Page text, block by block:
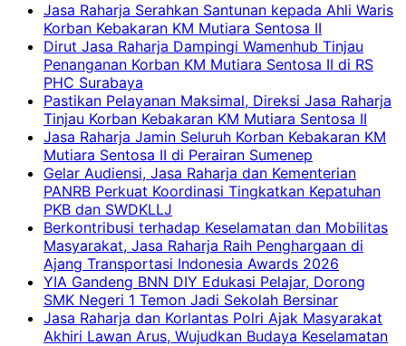
Jasa Raharja Serahkan Santunan kepada Ahli Waris
Korban Kebakaran KM Mutiara Sentosa II
Dirut Jasa Raharja Dampingi Wamenhub Tinjau
Penanganan Korban KM Mutiara Sentosa II di RS
PHC Surabaya
Pastikan Pelayanan Maksimal, Direksi Jasa Raharja
Tinjau Korban Kebakaran KM Mutiara Sentosa II
Jasa Raharja Jamin Seluruh Korban Kebakaran KM
Mutiara Sentosa II di Perairan Sumenep
Gelar Audiensi, Jasa Raharja dan Kementerian
PANRB Perkuat Koordinasi Tingkatkan Kepatuhan
PKB dan SWDKLLJ
Berkontribusi terhadap Keselamatan dan Mobilitas
Masyarakat, Jasa Raharja Raih Penghargaan di
Ajang Transportasi Indonesia Awards 2026
YIA Gandeng BNN DIY Edukasi Pelajar, Dorong
SMK Negeri 1 Temon Jadi Sekolah Bersinar
Jasa Raharja dan Korlantas Polri Ajak Masyarakat
Akhiri Lawan Arus, Wujudkan Budaya Keselamatan